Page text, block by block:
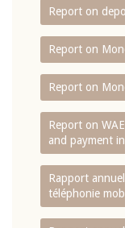
Report on
Report on
Report on
Report on
and payment
Rapport
téléphonie